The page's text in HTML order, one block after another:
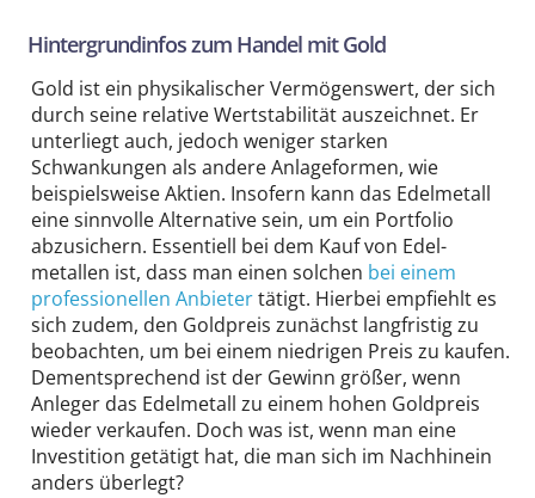
Hintergrund­infos zum Handel mit Gold
Gold ist ein physikalischer Vermögensw­ert, der sich
durch seine relative Wert­stabilität auszeichnet. Er
unterliegt auch, jedoch weniger starken
Schwankungen als andere Anlage­formen, wie
beispiels­weise Aktien. Insofern kann das Edelmetall
eine sinnvolle Alternative sein, um ein Portfolio
abzusichern. Essentiell bei dem Kauf von Edel­
metallen ist, dass man einen solchen bei einem
professionellen Anbietertätigt. Hierbei empfiehlt es
sich zudem, den Goldpreis zunächst langfristig zu
beobachten, um bei einem niedrigen Preis zu kaufen.
Dementsprechend ist der Gewinn größer, wenn
Anleger das Edelmetall zu einem hohen Goldpreis
wieder verkaufen. Doch was ist, wenn man eine
Investition getätigt hat, die man sich im Nachhinein
anders überlegt?